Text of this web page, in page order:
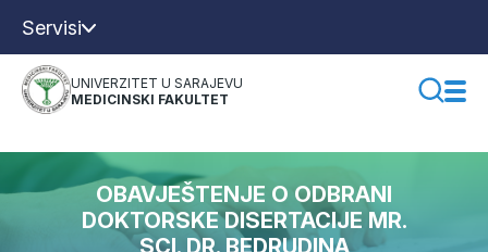
Servisi
UNIVERZITET U SARAJEVU
MEDICINSKI FAKULTET
OBAVJEŠTENJE O ODBRANI
DOKTORSKE DISERTACIJE MR.
SCI. DR. BEDRUDINA